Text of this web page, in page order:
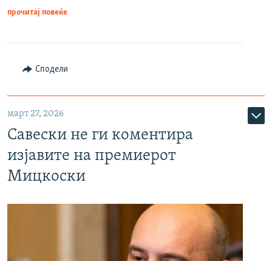
прочитај повеќе
Сподели
март 27, 2026
Савески не ги коментира
изјавите на премиерот
Мицкоски